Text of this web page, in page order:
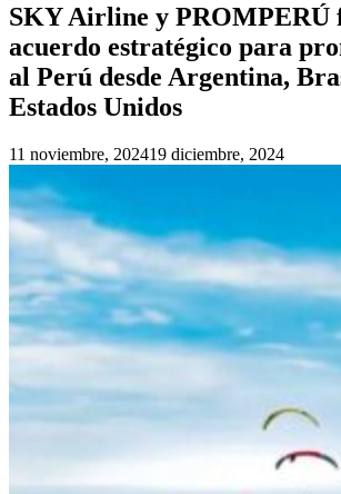
SKY Airline y PROMPERÚ
acuerdo estratégico para
al Perú desde Argentina,
Estados Unidos
11 noviembre, 202419 diciembre, 2024